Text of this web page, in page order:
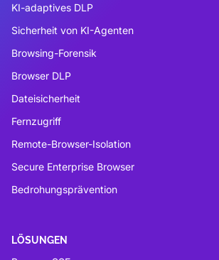
KI-adaptives DLP
Sicherheit von KI-Agenten
Browsing-Forensik
Browser DLP
Dateisicherheit
Fernzugriff
Remote-Browser-Isolation
Secure Enterprise Browser
Bedrohungsprävention
LÖSUNGEN